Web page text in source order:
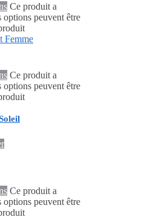
Ce produit a
peuvent être
Ce produit a
peuvent être
Ce produit a
peuvent être